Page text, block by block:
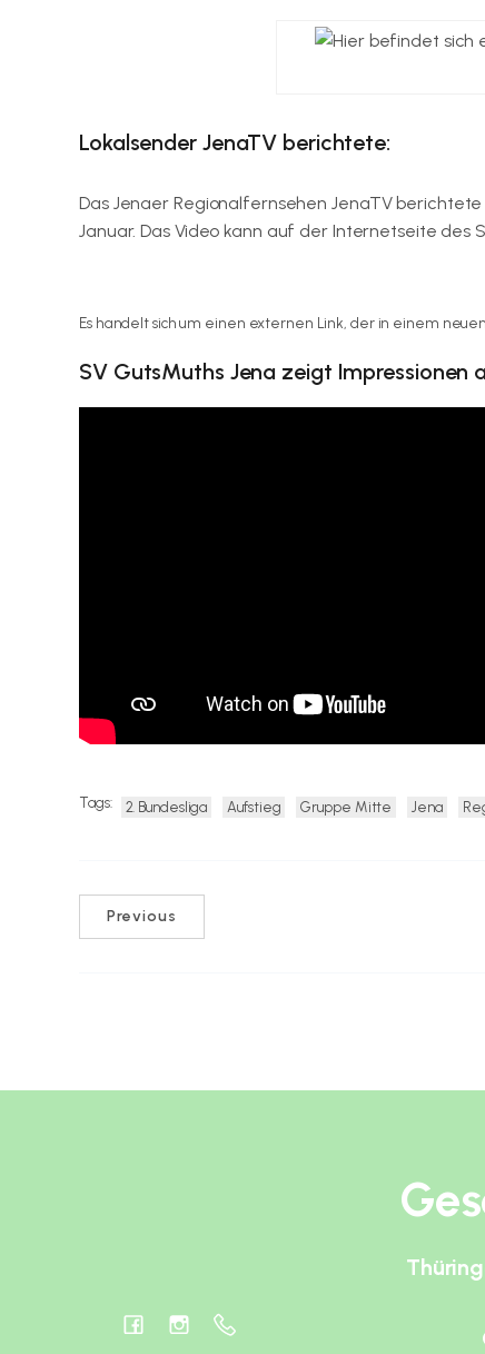
Lokalsender JenaTV berichtete:
Das Jenaer Regionalfernsehen JenaTV
Januar. Das Video kann auf der Internetseite des
Es handelt sich um einen externen Link, der in einem
SV GutsMuths Jena zeigt Impressionen
Tags: 2. Bundesliga Aufstieg Gruppe Mitte Jena
Previous